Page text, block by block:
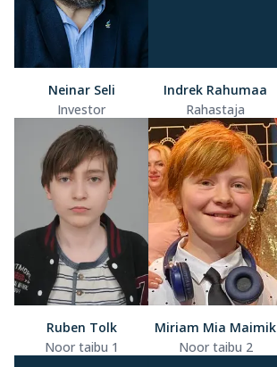
Neinar Seli
Investor
Indrek Rahumaa
Rahastaja
Ruben Tolk
Noor taibu 1
Miriam Mia Maimik
Noor taibu 2